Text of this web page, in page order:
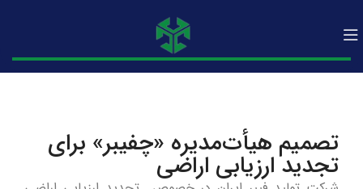
تصمیم هیأت‌مدیره «چفیبر» برای
تجدید ارزیابی اراضی